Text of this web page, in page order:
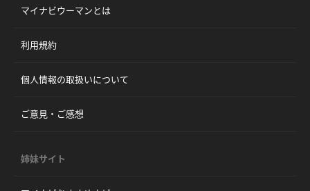
マイナビウーマンとは
利用規約
個人情報の取扱いについて
ご意見・ご感想
姉妹サイト